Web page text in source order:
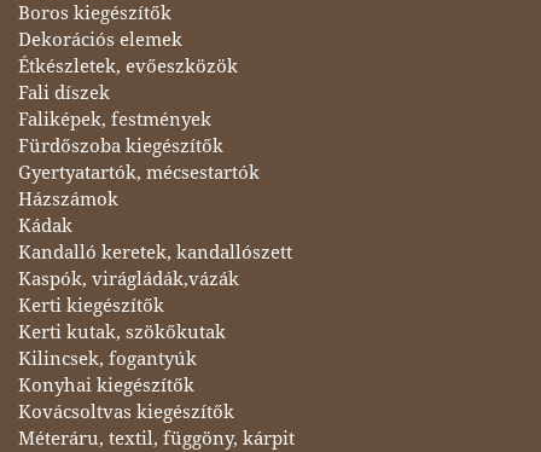
Boros kiegészítők
Dekorációs elemek
Étkészletek, evőeszközök
Fali díszek
Faliképek, festmények
Fürdőszoba kiegészítők
Gyertyatartók, mécsestartók
Házszámok
Kádak
Kandalló keretek, kandallószett
Kaspók, virágládák,vázák
Kerti kiegészítők
Kerti kutak, szökőkutak
Kilincsek, fogantyúk
Konyhai kiegészítők
Kovácsoltvas kiegészítők
Méteráru, textil, függöny, kárpit